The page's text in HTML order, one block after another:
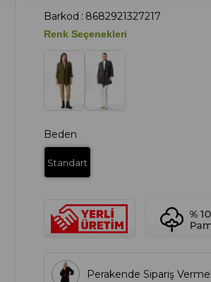
Barkod : 8682921327217
Renk Seçenekleri
Beden
Standart
Perakende Sipariş